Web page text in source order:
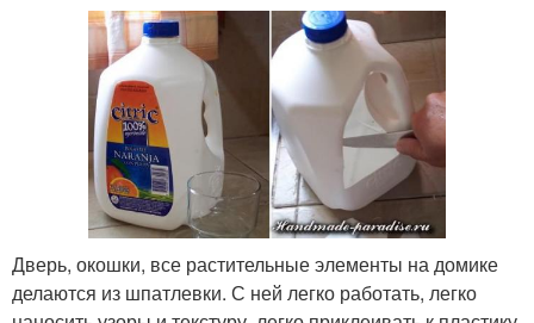
Дверь, окошки, все растительные элементы на домике
делаются из шпатлевки. С ней легко работать, легко